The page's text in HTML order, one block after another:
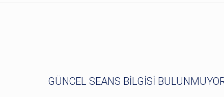
GÜNCEL SEANS BİLGİSİ